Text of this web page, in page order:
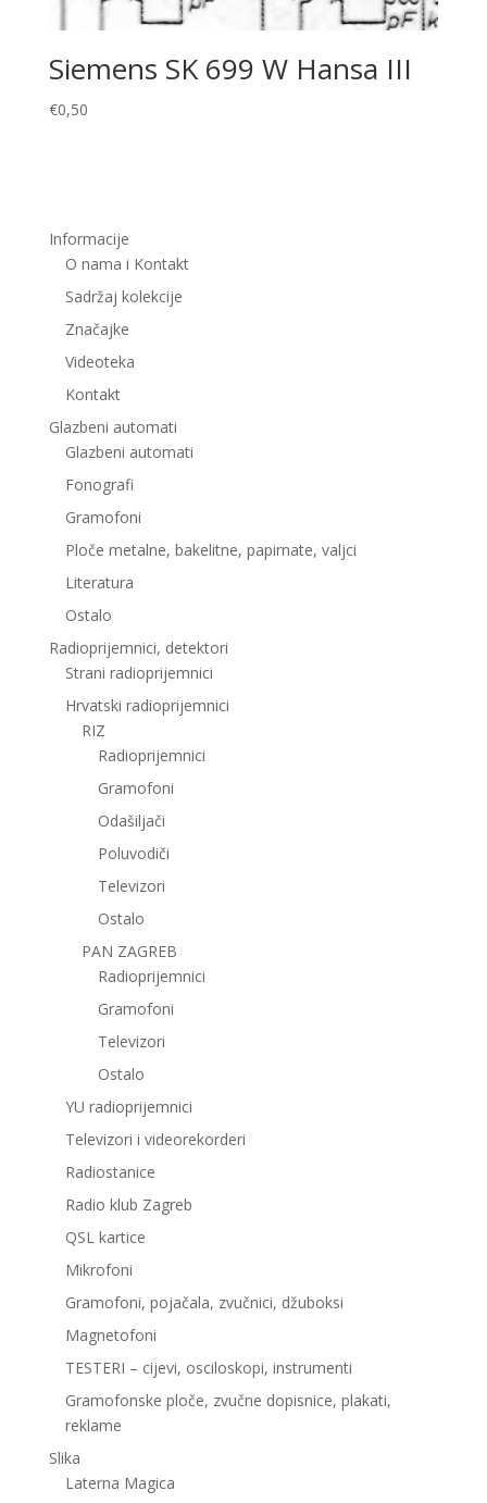
Siemens SK 699 W Hansa III
€0,50
Informacije
O nama i Kontakt
Sadržaj kolekcije
Značajke
Videoteka
Kontakt
Glazbeni automati
Glazbeni automati
Fonografi
Gramofoni
Ploče metalne, bakelitne, papirnate, valjci
Literatura
Ostalo
Radioprijemnici, detektori
Strani radioprijemnici
Hrvatski radioprijemnici
RIZ
Radioprijemnici
Gramofoni
Odašiljači
Poluvodiči
Televizori
Ostalo
PAN ZAGREB
Radioprijemnici
Gramofoni
Televizori
Ostalo
YU radioprijemnici
Televizori i videorekorderi
Radiostanice
Radio klub Zagreb
QSL kartice
Mikrofoni
Gramofoni, pojačala, zvučnici, džuboksi
Magnetofoni
TESTERI – cijevi, osciloskopi, instrumenti
Gramofonske ploče, zvučne dopisnice, plakati,
reklame
Slika
Laterna Magica